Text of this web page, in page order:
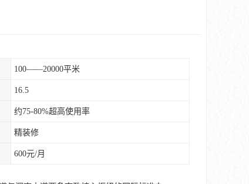
100——20000平米
16.5
约75-80%超高使用率
精装修
600元/月